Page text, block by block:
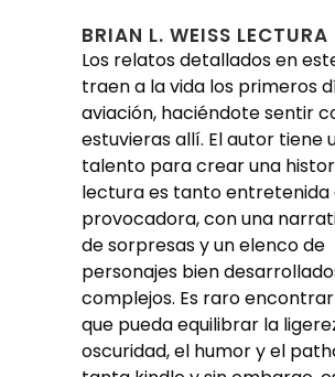
BRIAN L. WEISS LECTURA
Los relatos detallados en
traen a la vida los primeros
aviación, haciéndote sentir
estuvieras allí. El autor tiene
talento para crear una
lectura es tanto entretenida
provocadora, con una
de sorpresas y un elenco de
personajes bien
complejos. Es raro
que pueda equilibrar la
oscuridad, el humor y el